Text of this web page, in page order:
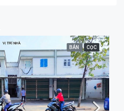
BÁN CỌC